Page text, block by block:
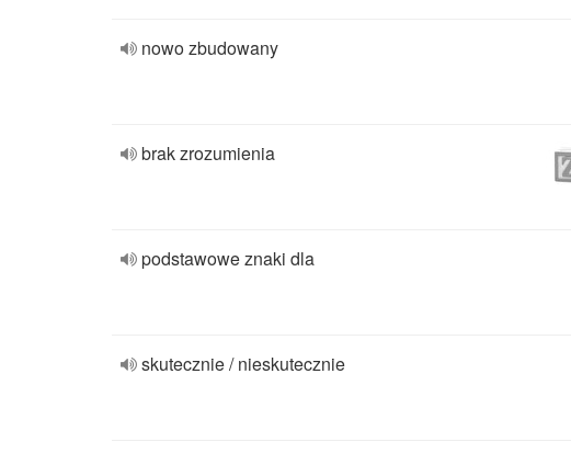
nowo zbudowany
brak zrozumienia
podstawowe znaki dla
skutecznie / nieskutecznie